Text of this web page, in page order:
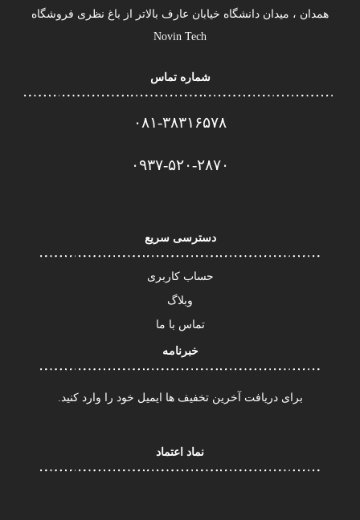
همدان ، میدان دانشگاه خیابان عارف بالاتر از باغ نظری فروشگاه
Novin Tech
شماره تماس
۰۸۱-۳۸۳۱۶۵۷۸
۰۹۳۷-۵۲۰-۲۸۷۰​
دسترسی سریع
حساب کاربری
وبلاگ
تماس با ما
خبرنامه
برای دریافت آخرین تخفیف ها ایمیل خود را وارد کنید.
نماد اعتماد